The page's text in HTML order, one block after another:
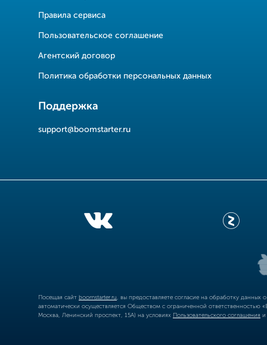
Правила сервиса
Пользовательское соглашение
Агентский договор
Политика обработки персональных данных
Поддержка
support@boomstarter.ru
Посещая сайт boomstarter.ru , вы предоставляете согласие на обработку
автоматически осуществляется Обществом с ограниченной
Москва, Ленинский проспект, 15А) на условиях Пользовательского соглашения и